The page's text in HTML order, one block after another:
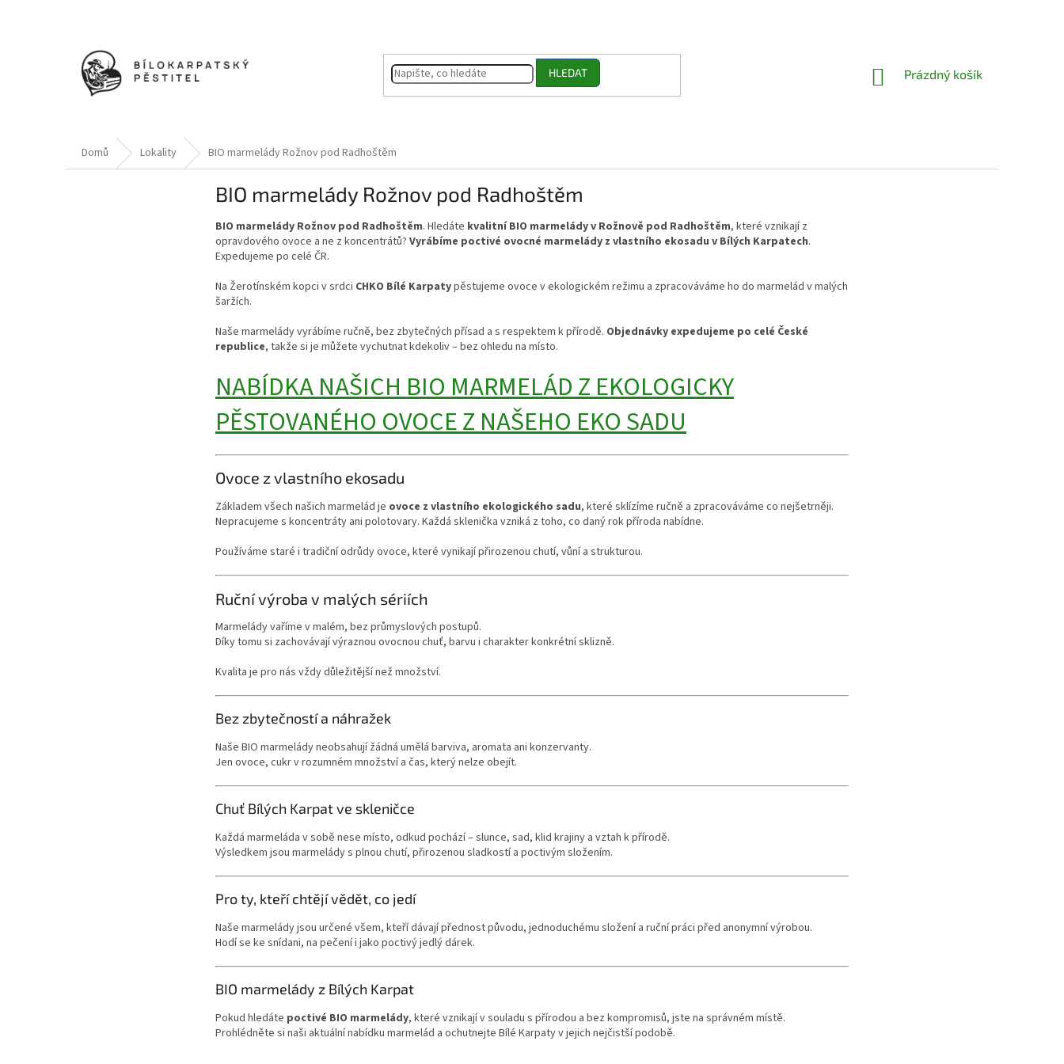
HLEDAT
NÁKUPNÍ
Prázdný košík
Domů Lokality BIO marmelády Rožnov pod Radhoštěm
BIO marmelády Rožnov pod Radhoštěm
BIO marmelády Rožnov pod Radhoštěm. Hledáte kvalitní BIO marmelády v Rožnově pod Radhoštěm, které vznikají z
opravdového ovoce a ne z koncentrátů? Vyrábíme poctivé ovocné marmelády z vlastního ekosadu v Bílých Karpatech.
Expedujeme po celé ČR.
Na Žerotínském kopci v srdci CHKO Bílé Karpatypěstujeme ovoce v ekologickém režimu a zpracováváme ho do marmelád v malých
šaržích.
Naše marmelády vyrábíme ručně, bez zbytečných přísad a s respektem k přírodě. Objednávky expedujeme po celé České
republice, takže si je můžete vychutnat kdekoliv – bez ohledu na místo.
NABÍDKA NAŠICH BIO MARMELÁD Z EKOLOGICKY
PĚSTOVANÉHO OVOCE Z NAŠEHO EKO SADU
Ovoce z vlastního ekosadu
Základem všech našich marmelád je ovoce z vlastního ekologického sadu, které sklízíme ručně a zpracováváme co nejšetrněji.
Nepracujeme s koncentráty ani polotovary. Každá sklenička vzniká z toho, co daný rok příroda nabídne.
Používáme staré i tradiční odrůdy ovoce, které vynikají přirozenou chutí, vůní a strukturou.
Ruční výroba v malých sériích
Marmelády vaříme v malém, bez průmyslových postupů.
Díky tomu si zachovávají výraznou ovocnou chuť, barvu i charakter konkrétní sklizně.
Kvalita je pro nás vždy důležitější než množství.
Bez zbytečností a náhražek
Naše BIO marmelády neobsahují žádná umělá barviva, aromata ani konzervanty.
Jen ovoce, cukr v rozumném množství a čas, který nelze obejít.
Chuť Bílých Karpat ve skleničce
Každá marmeláda v sobě nese místo, odkud pochází – slunce, sad, klid krajiny a vztah k přírodě.
Výsledkem jsou marmelády s plnou chutí, přirozenou sladkostí a poctivým složením.
Pro ty, kteří chtějí vědět, co jedí
Naše marmelády jsou určené všem, kteří dávají přednost původu, jednoduchému složení a ruční práci před anonymní výrobou.
Hodí se ke snídani, na pečení i jako poctivý jedlý dárek.
BIO marmelády z Bílých Karpat
Pokud hledáte poctivé BIO marmelády, které vznikají v souladu s přírodou a bez kompromisů, jste na správném místě.
Prohlédněte si naši aktuální nabídku marmelád a ochutnejte Bílé Karpaty v jejich nejčistší podobě.